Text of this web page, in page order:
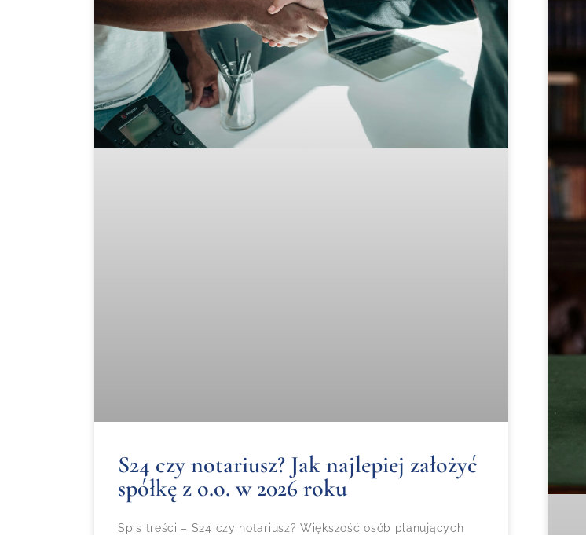
S24 czy notariusz? Jak najlepiej założyć
spółkę z o.o. w 2026 roku
Spis treści – S24 czy notariusz? Większość osób planujących